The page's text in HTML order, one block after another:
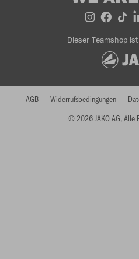
Dieser Teamshop
© 2026 JAKO AG, Alle
AGB Widerrufsbedingungen